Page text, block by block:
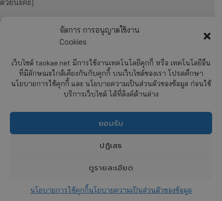
จัดการ การอนุญาตใช้งาน
Cookies
เว็บไซต์ taokae.net มีการใช้งานเทคโนโลยีคุกกี้ หรือ เทคโนโลยีอื่น
ที่มีลักษณะใกล้เคียงกันกับคุกกี้ บนเว็บไซต์ของเรา โปรดศึกษา
นโยบายการใช้คุกกี้ และ นโยบายความเป็นส่วนตัวของข้อมูล ก่อนใช้
บริการเว็บไซต์ ได้ที่ลิงค์ด้านล่าง
ยอมรับ
ปฏิเสธ
ดูรายละเอียด
นโยบายการใช้คุกกี้นโยบายความเป็นส่วนตัวของข้อมูล
092-872-7229 099-131-3129
taokae.net@gmail.com
Fax : 02-054-4244
การสั่งซื้อสินค้า
นโยบายความเป็นส่วนตัวของข้อมูล (Privacy Policy)